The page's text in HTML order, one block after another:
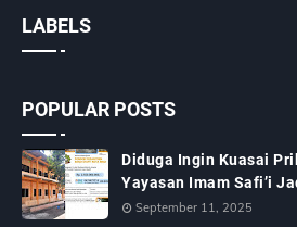
LABELS
POPULAR POSTS
Diduga Ingin Kuasai
Yayasan Imam Safi’i
September 11, 2025